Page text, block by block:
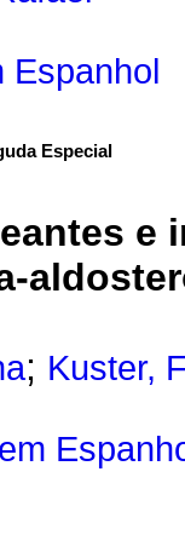
Especial
e
; Kuster,